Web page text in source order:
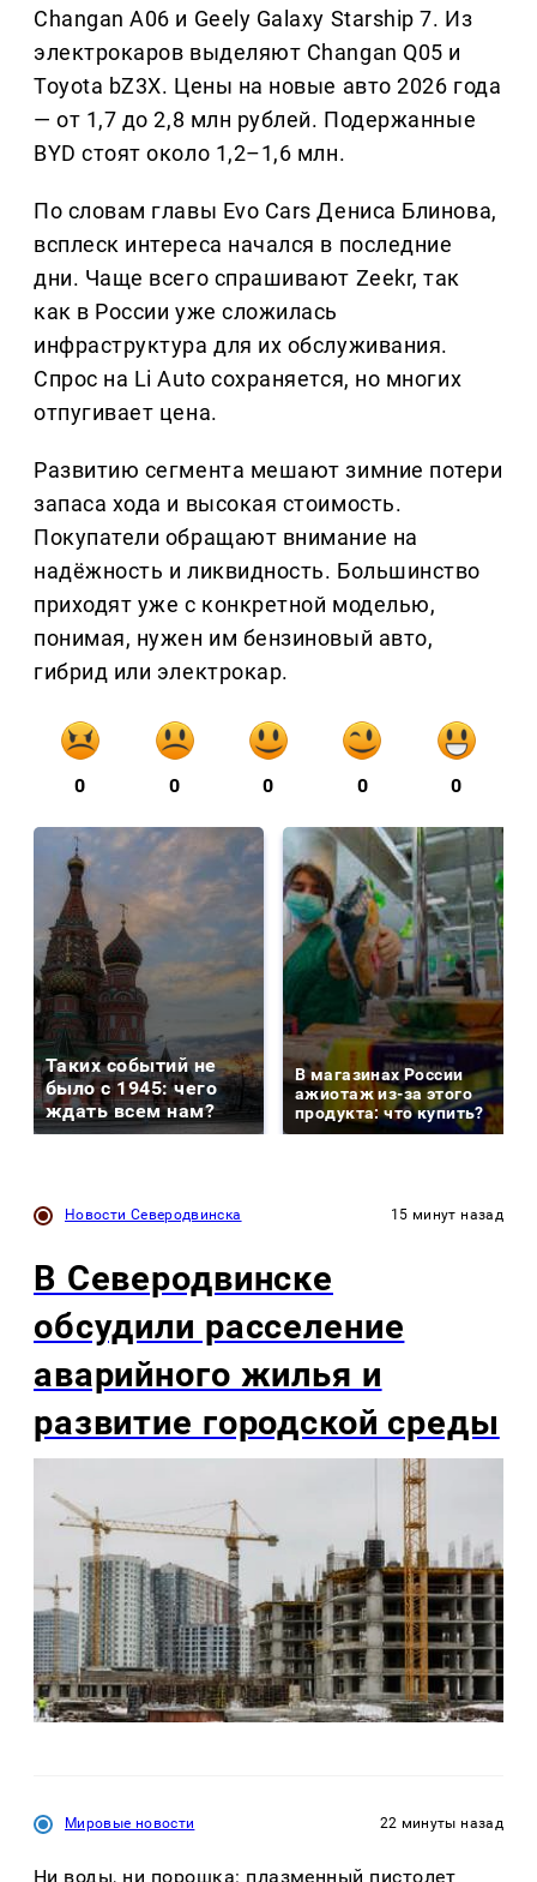
Changan A06 и Geely Galaxy Starship 7. Из
электрокаров выделяют Changan Q05 и
Toyota bZ3X. Цены на новые авто 2026 года
— от 1,7 до 2,8 млн рублей. Подержанные
BYD стоят около 1,2–1,6 млн.
По словам главы Evo Cars Дениса Блинова,
всплеск интереса начался в последние
дни. Чаще всего спрашивают Zeekr, так
как в России уже сложилась
инфраструктура для их обслуживания.
Спрос на Li Auto сохраняется, но многих
отпугивает цена.
Развитию сегмента мешают зимние потери
запаса хода и высокая стоимость.
Покупатели обращают внимание на
надёжность и ликвидность. Большинство
приходят уже с конкретной моделью,
понимая, нужен им бензиновый авто,
гибрид или электрокар.
0 0 0 0 0
Таких событий не
было с 1945: чего
ждать всем нам?
В магазинах России
ажиотаж из-за этого
продукта: что купить?
Новости Северодвинска 15 минут назад
В Северодвинске
обсудили расселение
аварийного жилья и
развитие городской среды
Мировые новости 22 минуты назад
Ни воды, ни порошка: плазменный пистолет